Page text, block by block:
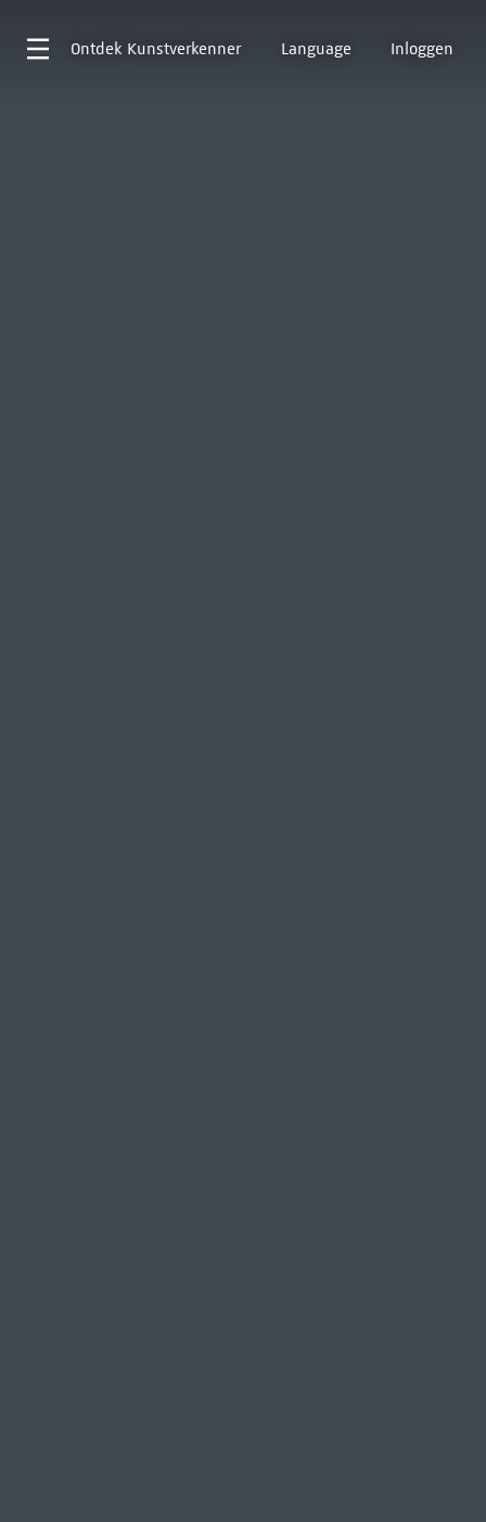
Ontdek Kunstverkenner Language Inloggen